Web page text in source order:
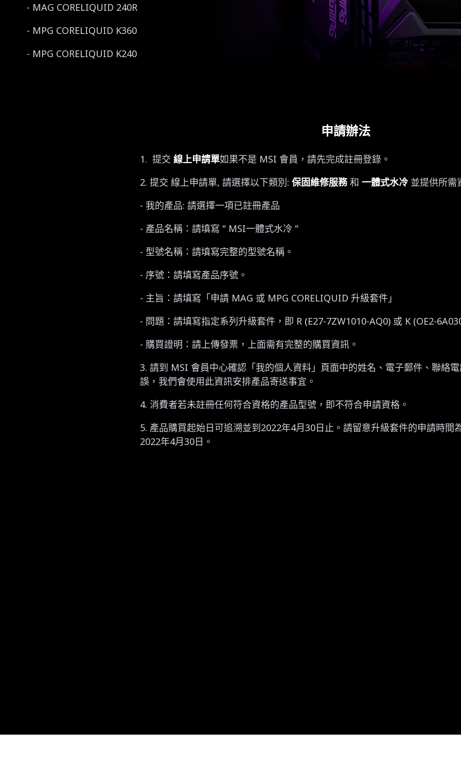
- MAG CORELIQUID 240R
- MPG CORELIQUID K360
- MPG CORELIQUID K240
申請辦法
1. 提交 線上申請單如果不是 MSI 會員，請先完成註冊登錄。
2. 提交 線上申請單, 請選擇以下類別: 保固維修服務和 一體式水冷並提供所需
- 我的產品: 請選擇一項已註冊產品
- 產品名稱：請填寫 " MSI一體式水冷 "
- 型號名稱：請填寫完整的型號名稱。
- 序號：請填寫產品序號。
- 主旨：請填寫「申請 MAG 或 MPG CORELIQUID 升級套件」
- 問題：請填寫指定系列升級套件，即 R (E27-7ZW1010-AQ0) 或 K (OE2-
- 購買證明：請上傳發票，上面需有完整的購買資訊。
3. 請到 MSI 會員中心確認「我的個人資料」頁面中的姓名、電子郵件、聯絡
誤，我們會使用此資訊安排產品寄送事宜。
4. 消費者若未註冊任何符合資格的產品型號，即不符合申請資格。
5. 產品購買起始日可追溯並到2022年4月30日止。請留意升級套件的申請時間
2022年4月30日。